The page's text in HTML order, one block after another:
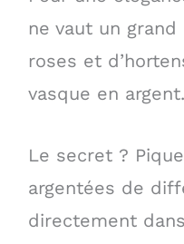
ne vaut un
roses et
vasque en argent.
Le secret ?
argentées de
directement